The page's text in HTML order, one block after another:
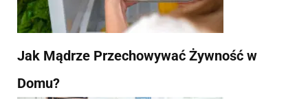
Jak Mądrze Przechowywać Żywność w
Domu?